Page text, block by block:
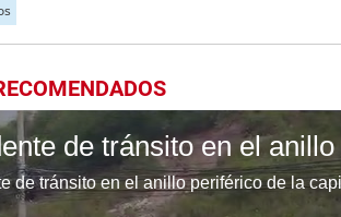
de tránsito en el anillo periférico de la